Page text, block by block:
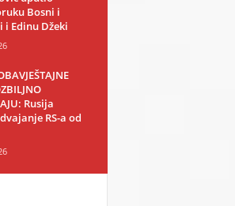
Bosni i
i Edinu Džeki
Rusija
RS-a od